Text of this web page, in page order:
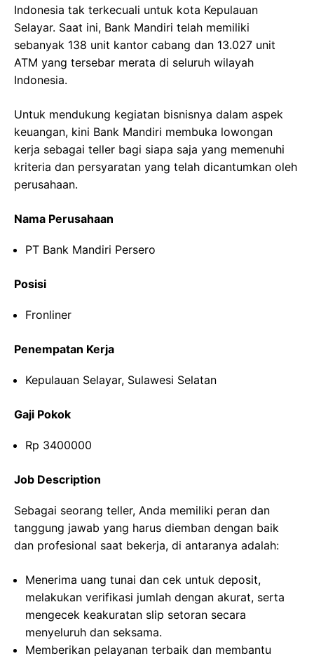
Indonesia tak terkecuali untuk kota Kepulauan
Selayar. Saat ini, Bank Mandiri telah memiliki
sebanyak 138 unit kantor cabang dan 13.027 unit
ATM yang tersebar merata di seluruh wilayah
Indonesia.
Untuk mendukung kegiatan bisnisnya dalam aspek
keuangan, kini Bank Mandiri membuka lowongan
kerja sebagai teller bagi siapa saja yang memenuhi
kriteria dan persyaratan yang telah dicantumkan oleh
perusahaan.
Nama Perusahaan
PT Bank Mandiri Persero
Posisi
Fronliner
Penempatan Kerja
Kepulauan Selayar, Sulawesi Selatan
Gaji Pokok
Rp 3400000
Job Description
Sebagai seorang teller, Anda memiliki peran dan
tanggung jawab yang harus diemban dengan baik
dan profesional saat bekerja, di antaranya adalah:
Menerima uang tunai dan cek untuk deposit,
melakukan verifikasi jumlah dengan akurat, serta
mengecek keakuratan slip setoran secara
menyeluruh dan seksama.
Memberikan pelayanan terbaik dan membantu